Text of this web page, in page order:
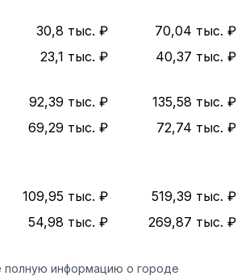
30,8 тыс. ₽
70,04 тыс. ₽
23,1 тыс. ₽ 40,37 тыс. ₽
92,39 тыс. ₽
135,58 тыс. ₽
69,29 тыс. ₽ 72,74 тыс. ₽
109,95 тыс. ₽
519,39 тыс. ₽
54,98 тыс. ₽ 269,87 тыс. ₽
полную информацию о городе